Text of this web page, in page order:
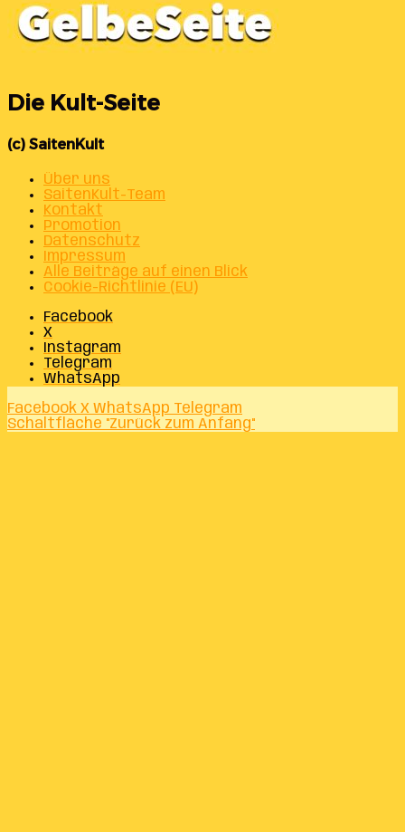
Die Kult-Seite
(c) SaitenKult
Über uns
SaitenKult-Team
Kontakt
Promotion
Datenschutz
Impressum
Alle Beiträge auf einen Blick
Cookie-Richtlinie (EU)
Facebook
X
Instagram
Telegram
WhatsApp
Facebook X WhatsApp Telegram
Schaltfläche "Zurück zum Anfang"